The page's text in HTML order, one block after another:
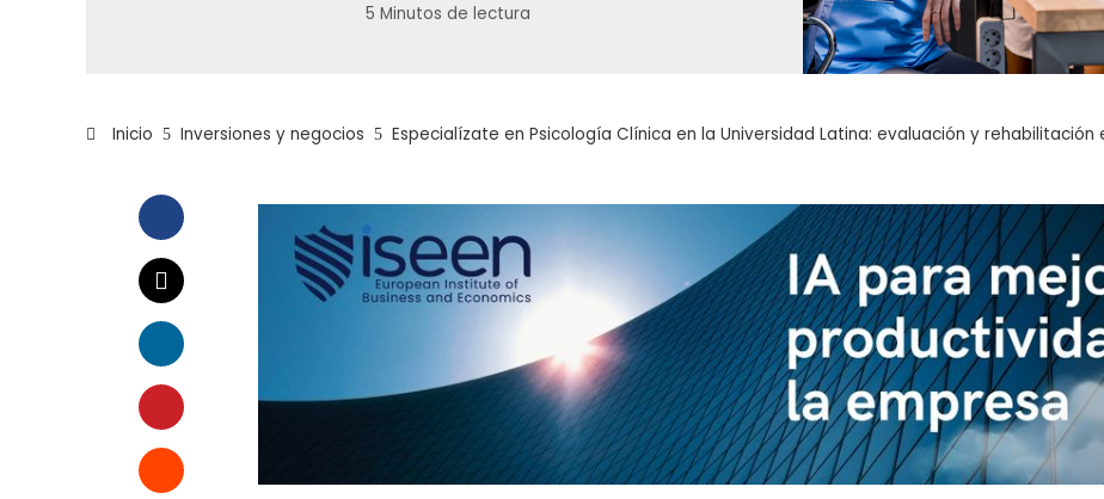
5 Minutos de lectura
Inicio Inversiones y negocios Especialízate en Psicología Clínica en la Universidad Latina: evaluación y rehabilitación
Facebook
Twitter
LinkedIn
Pinterest
Stumbleupon